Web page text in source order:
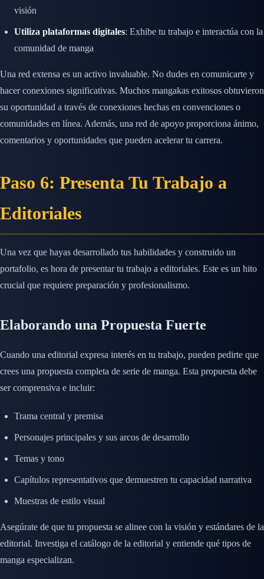
visión
Utiliza plataformas digitales: Exhibe tu trabajo e interactúa con la
comunidad de manga
Una red extensa es un activo invaluable. No dudes en comunicarte y
hacer conexiones significativas. Muchos mangakas exitosos obtuvieron
su oportunidad a través de conexiones hechas en convenciones o
comunidades en línea. Además, una red de apoyo proporciona ánimo,
comentarios y oportunidades que pueden acelerar tu carrera.
Paso 6: Presenta Tu Trabajo a
Editoriales
Una vez que hayas desarrollado tus habilidades y construido un
portafolio, es hora de presentar tu trabajo a editoriales. Este es un hito
crucial que requiere preparación y profesionalismo.
Elaborando una Propuesta Fuerte
Cuando una editorial expresa interés en tu trabajo, pueden pedirte que
crees una propuesta completa de serie de manga. Esta propuesta debe
ser comprensiva e incluir:
Trama central y premisa
Personajes principales y sus arcos de desarrollo
Temas y tono
Capítulos representativos que demuestren tu capacidad narrativa
Muestras de estilo visual
Asegúrate de que tu propuesta se alinee con la visión y estándares de la
editorial. Investiga el catálogo de la editorial y entiende qué tipos de
manga especializan.